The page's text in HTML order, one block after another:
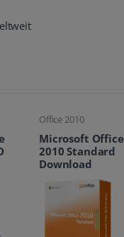
Office 2010
Microsoft Office
2010 Standard
Download